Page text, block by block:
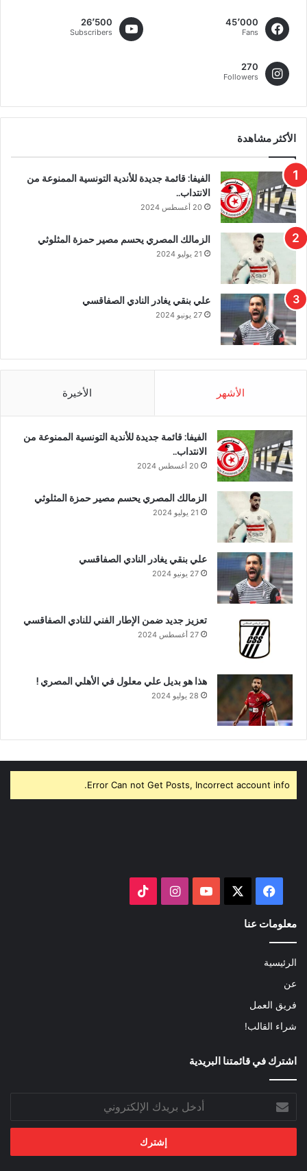
45٬000
Fans
26٬500
Subscribers
270
Followers
الأكثر مشاهدة
الفيفا: قائمة جديدة للأندية التونسية الممنوعة من
الانتداب..
20 أغسطس 2024
الزمالك المصري يحسم مصير حمزة المثلوثي
21 يوليو 2024
علي بنقي يغادر النادي الصفاقسي
27 يونيو 2024
الأشهر الأخيرة
الفيفا: قائمة جديدة للأندية التونسية الممنوعة من
الانتداب..
20 أغسطس 2024
الزمالك المصري يحسم مصير حمزة المثلوثي
21 يوليو 2024
علي بنقي يغادر النادي الصفاقسي
27 يونيو 2024
تعزيز جديد ضمن الإطار الفني للنادي الصفاقسي
27 أغسطس 2024
هذا هو بديل علي معلول في الأهلي المصري !
28 يوليو 2024
Error Can not Get Posts, Incorrect account info.
فيسبوك ‫YouTubeانستقرام
معلومات عنا
الرئيسية
عن
فريق العمل
شراء القالب!
اشترك في قائمتنا البريدية
بريدك
الإلكتروني